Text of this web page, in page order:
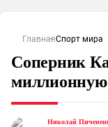
ГлавнаяСпорт мира
Соперник
миллионную
Николай